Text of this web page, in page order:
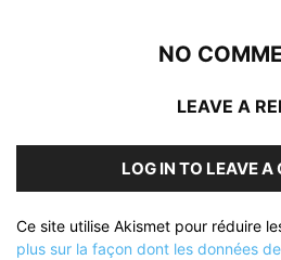
NO
LEAVE A
LOG IN TO LEAVE
Ce site utilise Akismet pour réduire
plus sur la façon dont les données